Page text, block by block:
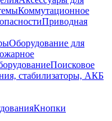
Коммутационное
Приводная
Оборудование для
Поисковое
стабилизаторы, АКБ
Кнопки